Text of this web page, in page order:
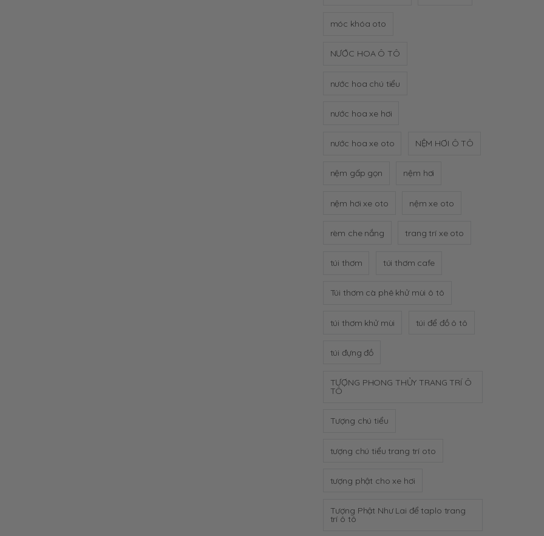
móc khóa oto
NƯỚC HOA Ô TÔ
nước hoa chú tiểu
nước hoa xe hơi
nước hoa xe oto NỆM HƠI Ô TÔ
nệm gấp gọn nệm hơi
nệm hơi xe oto nệm xe oto
rèm che nắng trang trí xe oto
túi thơm túi thơm cafe
Túi thơm cà phê khử mùi ô tô
túi thơm khử mùi túi để đồ ô tô
túi đựng đồ
TƯỢNG PHONG THỦY TRANG TRÍ Ô
TÔ
Tượng chú tiểu
tượng chú tiểu trang trí oto
tượng phật cho xe hơi
Tượng Phật Như Lai để taplo trang
trí ô tô